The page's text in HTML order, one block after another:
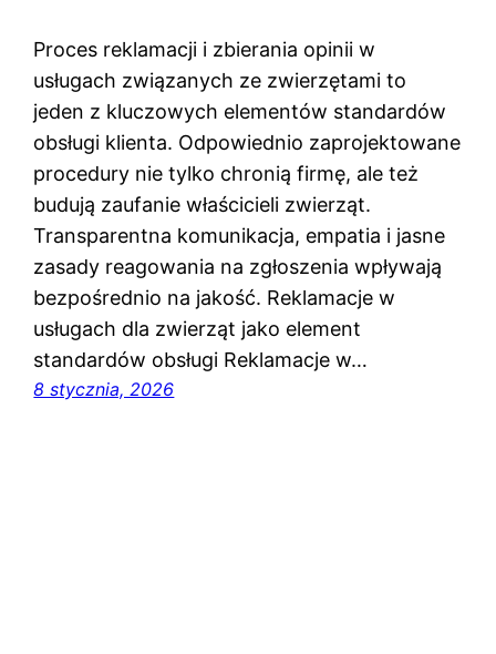
Proces reklamacji i zbierania opinii w
usługach związanych ze zwierzętami to
jeden z kluczowych elementów standardów
obsługi klienta. Odpowiednio zaprojektowane
procedury nie tylko chronią firmę, ale też
budują zaufanie właścicieli zwierząt.
Transparentna komunikacja, empatia i jasne
zasady reagowania na zgłoszenia wpływają
bezpośrednio na jakość. Reklamacje w
usługach dla zwierząt jako element
standardów obsługi Reklamacje w…
8 stycznia, 2026